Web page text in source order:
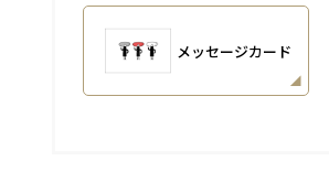
メッセージカード